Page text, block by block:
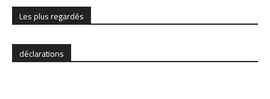
Les plus regardés
déclarations